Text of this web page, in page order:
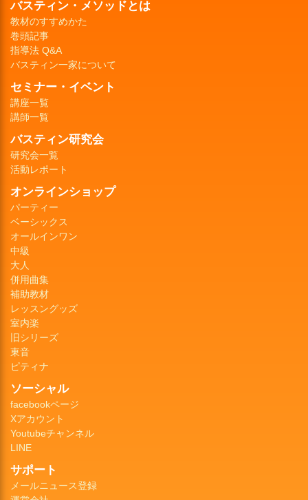
バスティン・メソッドとは
教材のすすめかた
巻頭記事
指導法 Q&A
バスティン一家について
セミナー・イベント
講座一覧
講師一覧
バスティン研究会
研究会一覧
活動レポート
オンラインショップ
パーティー
ベーシックス
オールインワン
中級
大人
併用曲集
補助教材
レッスングッズ
室内楽
旧シリーズ
東音
ピティナ
ソーシャル
facebookページ
Xアカウント
Youtubeチャンネル
LINE
サポート
メールニュース登録